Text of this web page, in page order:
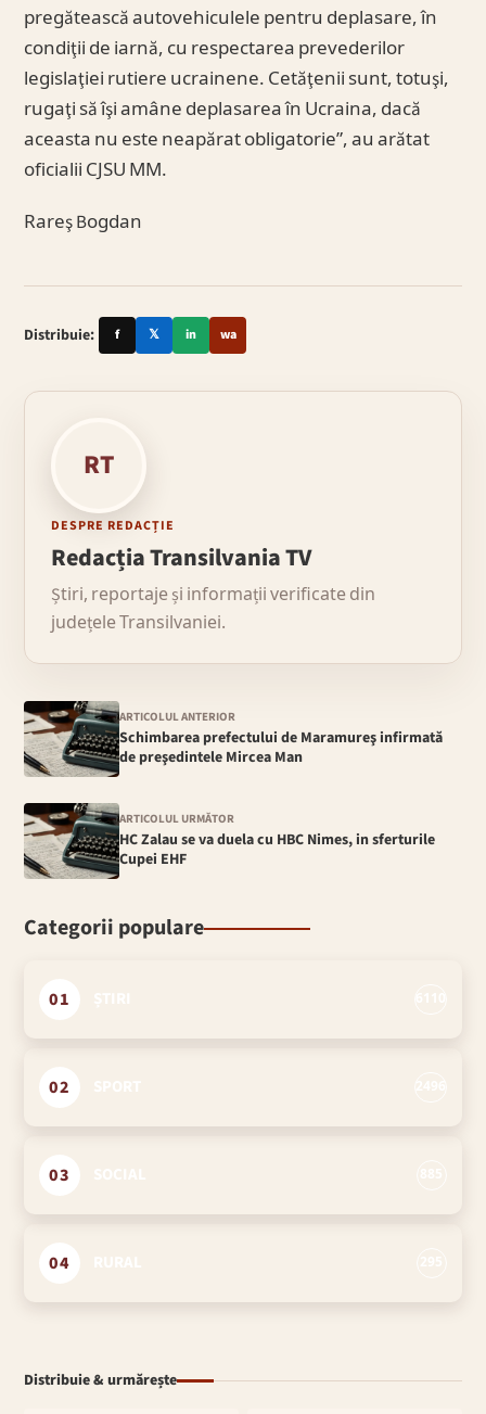
pregătească autovehiculele pentru deplasare, în
condiţii de iarnă, cu respectarea prevederilor
legislaţiei rutiere ucrainene. Cetăţenii sunt, totuşi,
rugaţi să îşi amâne deplasarea în Ucraina, dacă
aceasta nu este neapărat obligatorie”, au arătat
oficialii CJSU MM.
Rareş Bogdan
Distribuie: f 𝕏 in wa
RT
DESPRE REDACȚIE
Redacția Transilvania TV
Știri, reportaje și informații verificate din
județele Transilvaniei.
ARTICOLUL ANTERIOR
Schimbarea prefectului de Maramureş infirmată
de preşedintele Mircea Man
ARTICOLUL URMĂTOR
HC Zalau se va duela cu HBC Nimes, in sferturile
Cupei EHF
Categorii populare
01
02
03
04
Distribuie & urmărește